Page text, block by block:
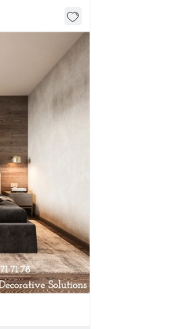
thường bao gồm các
quần áo, bàn trang điểm,
không gian phòng ngủ
trọng.